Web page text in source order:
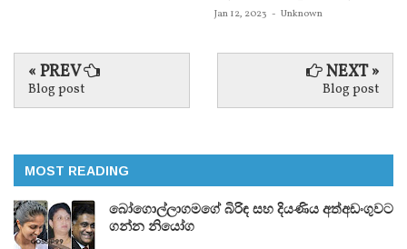
Jan 12, 2023 - Unknown
« PREV
Blog post
NEXT »
Blog post
MOST READING
බෝගොල්ලාගමගේ බිරිඳ සහ දියණිය අත්අඩංගුවට
ගන්න නියෝග